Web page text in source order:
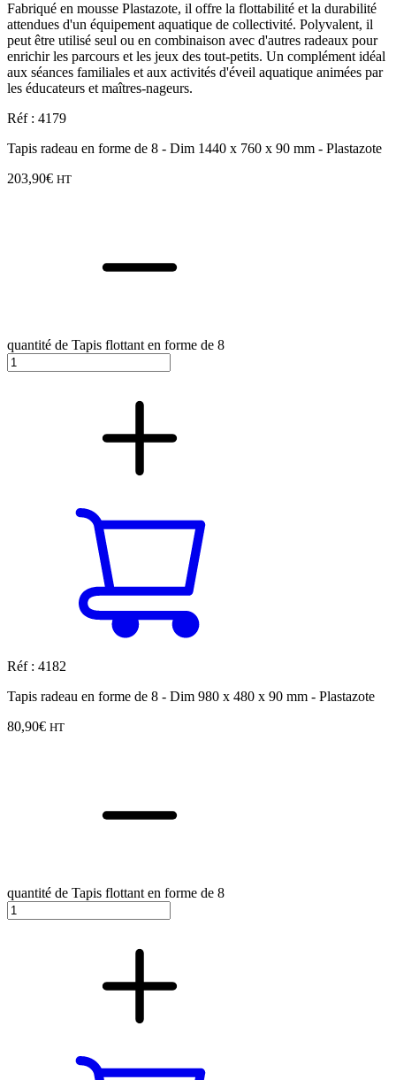
Fabriqué en mousse Plastazote, il offre la flottabilité et la durabilité
attendues d'un équipement aquatique de collectivité. Polyvalent, il
peut être utilisé seul ou en combinaison avec d'autres radeaux pour
enrichir les parcours et les jeux des tout-petits. Un complément idéal
aux séances familiales et aux activités d'éveil aquatique animées par
les éducateurs et maîtres-nageurs.
Réf : 4179
Tapis radeau en forme de 8 - Dim 1440 x 760 x 90 mm - Plastazote
203,90€ HT
quantité de Tapis flottant en forme de 8
Réf : 4182
Tapis radeau en forme de 8 - Dim 980 x 480 x 90 mm - Plastazote
80,90€ HT
quantité de Tapis flottant en forme de 8